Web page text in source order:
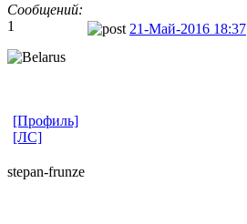
Сообщений:
1
21-Май-2016 18:37
[Профиль]
[ЛС]
stepan-frunz​e